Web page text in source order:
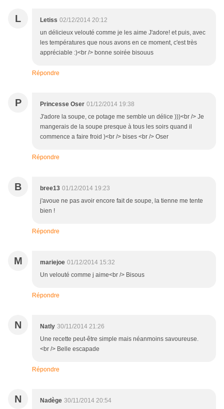
L Letiss 02/12/2014 20:12
un délicieux velouté comme je les aime J'adore! et puis, avec
les températures que nous avons en ce moment, c'est très
appréciable :)<br /> bonne soirée bisouus
Répondre
P Princesse Oser 01/12/2014 19:38
J'adore la soupe, ce potage me semble un délice )))<br /> Je
mangerais de la soupe presque à tous les soirs quand il
commence a faire froid )<br /> bises <br /> Oser
Répondre
B bree13 01/12/2014 19:23
j'avoue ne pas avoir encore fait de soupe, la tienne me tente
bien !
Répondre
M mariejoe 01/12/2014 15:32
Un velouté comme j aime<br /> Bisous
Répondre
N Natly 30/11/2014 21:26
Une recette peut-être simple mais néanmoins savoureuse.
<br /> Belle escapade
Répondre
N Nadège 30/11/2014 20:54